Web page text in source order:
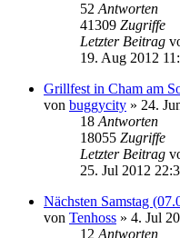
52 Antworten
41309 Zugriffe
Letzter Beitrag
19. Aug 2012
Grillfest in Cham am
von buggycity » 24.
18 Antworten
18055 Zugriffe
Letzter Beitrag
25. Jul 2012
Nächsten Samstag
von Tenhoss » 4. Jul
12 Antworten